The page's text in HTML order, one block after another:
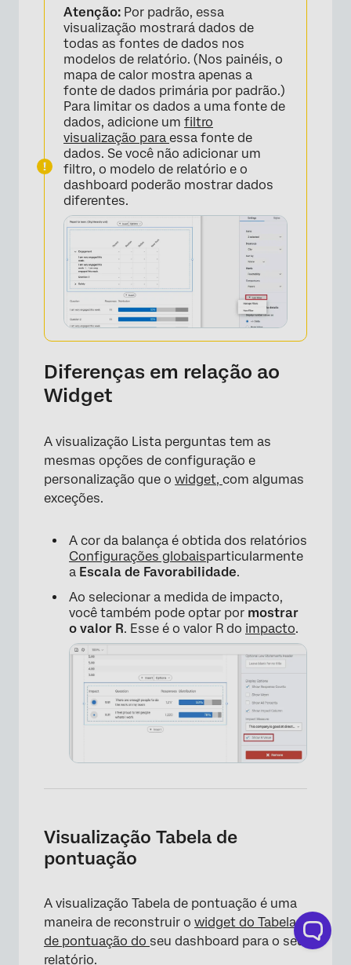
×
Atenção: Por padrão, essa
visualização mostrará dados de
todas as fontes de dados nos
modelos de relatório. (Nos painéis, o
mapa de calor mostra apenas a
fonte de dados primária por padrão.)
Para limitar os dados a uma fonte de
dados, adicione um filtro
visualização para essa fonte de
dados. Se você não adicionar um
filtro, o modelo de relatório e o
dashboard poderão mostrar dados
diferentes.
×
Diferenças em relação ao
Widget
A visualização Lista perguntas tem as
mesmas opções de configuração e
personalização que o widget, com algumas
exceções.
A cor da balança é obtida dos relatórios
Configurações globaisparticularmente
a Escala de Favorabilidade.
Ao selecionar a medida de impacto,
você também pode optar por mostrar
o valor R. Esse é o valor R do impacto.
Visualização Tabela de
pontuação
A visualização Tabela de pontuação é uma
maneira de reconstruir o widget do Tabela
de pontuação do seu dashboard para o seu
relatório.